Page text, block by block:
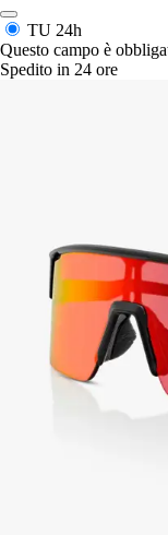
TU 24h
Questo campo è
Spedito in 24 ore